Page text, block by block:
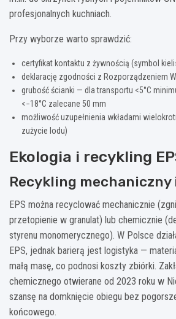
profesjonalnych kuchniach.
Przy wyborze warto sprawdzić:
certyfikat kontaktu z żywnością (symbol
deklarację zgodności z Rozporządzeniem
grubość ścianki — dla transportu <5°C
<−18°C zalecane 50 mm
możliwość uzupełnienia wkładami
zużycie lodu)
Ekologia i recykling
Recykling
EPS można recyclować mechanicznie
przetopienie w granulat) lub chemicznie
styrenu monomerycznego). W Polsce
EPS, jednak barierą jest logistyka —
małą masę, co podnosi koszty zbiórki.
chemicznego otwierane od 2023 roku w
szansę na domknięcie obiegu bez
końcowego.